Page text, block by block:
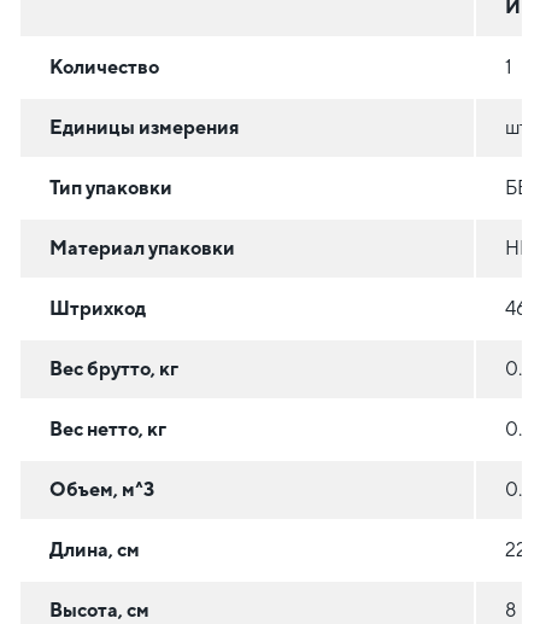
Количество 1
Единицы измерения шт
Тип упаковки
Материал упаковки НЕ
Штрихкод
Вес брутто, кг
Вес нетто, кг
Объем, м^3
Длина, см 22.8
Высота, см 8